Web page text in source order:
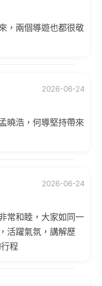
，兩個導遊也都很敬
2026-06-24
曉浩，何導堅持帶來
2026-06-24
常和睦，大家如同一
活躍氣氛，講解歷
程